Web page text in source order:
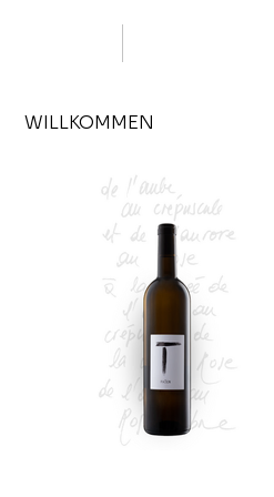
WILLKOMMEN